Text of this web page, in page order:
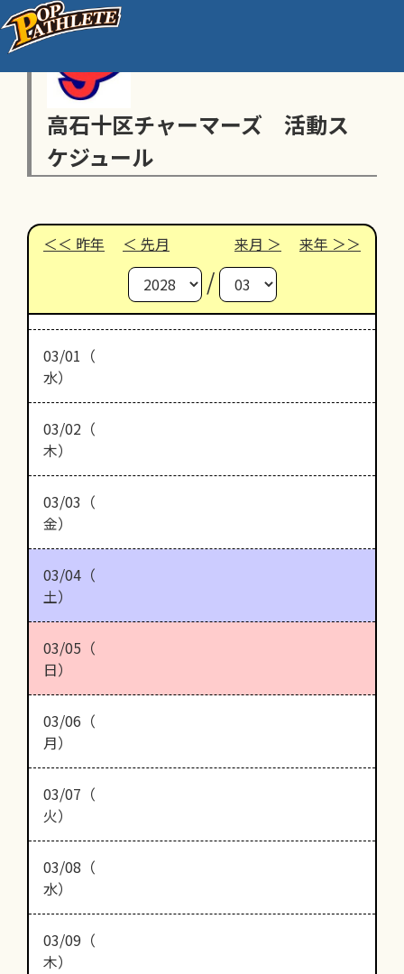
高石十区チャーマーズ 活動ス
ケジュール
昨年 先月 来月 来年
/
03/01（
水）
03/02（
木）
03/03（
金）
03/04（
土）
03/05（
日）
03/06（
月）
03/07（
火）
03/08（
水）
03/09（
木）